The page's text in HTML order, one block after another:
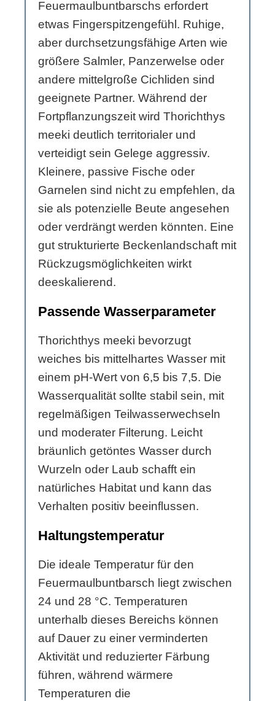
Feuermaulbuntbarschs erfordert
etwas Fingerspitzengefühl. Ruhige,
aber durchsetzungsfähige Arten wie
größere Salmler, Panzerwelse oder
andere mittelgroße Cichliden sind
geeignete Partner. Während der
Fortpflanzungszeit wird Thorichthys
meeki deutlich territorialer und
verteidigt sein Gelege aggressiv.
Kleinere, passive Fische oder
Garnelen sind nicht zu empfehlen, da
sie als potenzielle Beute angesehen
oder verdrängt werden könnten. Eine
gut strukturierte Beckenlandschaft mit
Rückzugsmöglichkeiten wirkt
deeskalierend.
Passende Wasserparameter
Thorichthys meeki bevorzugt
weiches bis mittelhartes Wasser mit
einem pH-Wert von 6,5 bis 7,5. Die
Wasserqualität sollte stabil sein, mit
regelmäßigen Teilwasserwechseln
und moderater Filterung. Leicht
bräunlich getöntes Wasser durch
Wurzeln oder Laub schafft ein
natürliches Habitat und kann das
Verhalten positiv beeinflussen.
Haltungstemperatur
Die ideale Temperatur für den
Feuermaulbuntbarsch liegt zwischen
24 und 28 °C. Temperaturen
unterhalb dieses Bereichs können
auf Dauer zu einer verminderten
Aktivität und reduzierter Färbung
führen, während wärmere
Temperaturen die